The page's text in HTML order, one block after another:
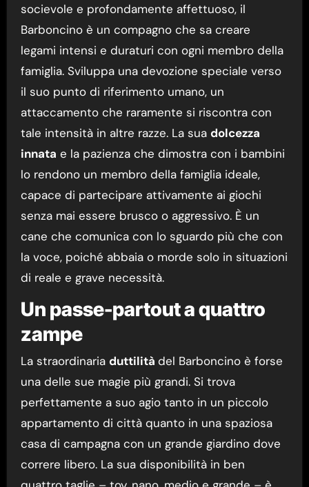
socievole e profondamente affettuoso, il
Barboncino è un compagno che sa creare
legami intensi e duraturi con ogni membro della
famiglia. Sviluppa una devozione speciale verso
il suo punto di riferimento umano, un
attaccamento che raramente si riscontra con
tale intensità in altre razze. La sua dolcezza
innata e la pazienza che dimostra con i bambini
lo rendono un membro della famiglia ideale,
capace di partecipare attivamente ai giochi
senza mai essere brusco o aggressivo. È un
cane che comunica con lo sguardo più che con
la voce, poiché abbaia o morde solo in situazioni
di reale e grave necessità.
Un passe-partout a quattro
zampe
La straordinaria duttilità del Barboncino è forse
una delle sue magie più grandi. Si trova
perfettamente a suo agio tanto in un piccolo
appartamento di città quanto in una spaziosa
casa di campagna con un grande giardino dove
correre libero. La sua disponibilità in ben